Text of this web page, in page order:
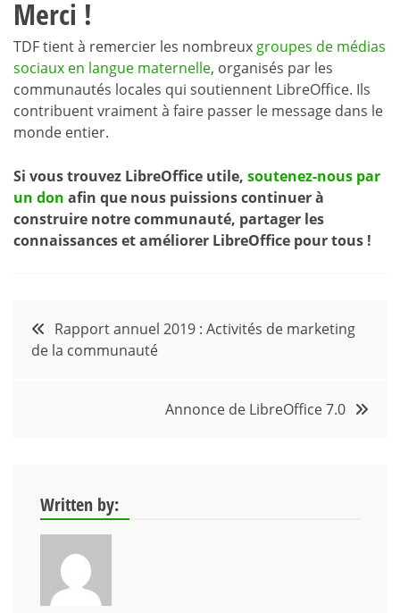
Merci !
TDF tient à remercier les nombreux groupes de médias
sociaux en langue maternelle, organisés par les
communautés locales qui soutiennent LibreOffice. Ils
contribuent vraiment à faire passer le message dans le
monde entier.
Si vous trouvez LibreOffice utile, soutenez-nous par
un don afin que nous puissions continuer à
construire notre communauté, partager les
connaissances et améliorer LibreOffice pour tous !
Navigation
de
Rapport annuel 2019 : Activités de marketing
de la communauté
Annonce de LibreOffice 7.0
Written by: